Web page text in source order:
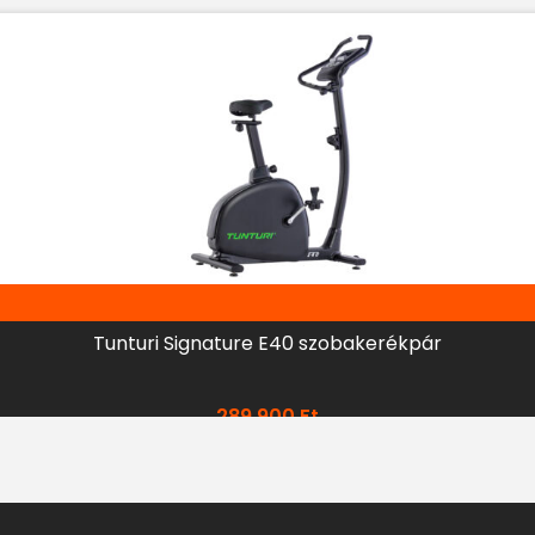
Tunturi Signature E40 szobakerékpár
289 900Ft